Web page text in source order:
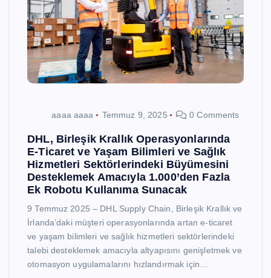
aaaa aaaa Temmuz 9, 2025 0 Comments
DHL, Birleşik Krallık Operasyonlarında
E-Ticaret ve Yaşam Bilimleri ve Sağlık
Hizmetleri Sektörlerindeki Büyümesini
Desteklemek Amacıyla 1.000’den Fazla
Ek Robotu Kullanıma Sunacak
9 Temmuz 2025 – DHL Supply Chain, Birleşik Krallık ve
İrlanda’daki müşteri operasyonlarında artan e-ticaret
ve yaşam bilimleri ve sağlık hizmetleri sektörlerindeki
talebi desteklemek amacıyla altyapısını genişletmek ve
otomasyon uygulamalarını hızlandırmak için…